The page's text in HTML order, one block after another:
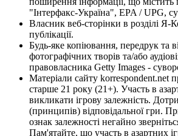
"Інтерфакс-Україна", EPA / UPG,
Власник веб-сторінки в розділі Я-
публікації.
Будь-яке копіювання, передрук та
фотографічних творів та/або
правовласника Getty Images -
Матеріали сайту korrespondent.net
старше 21 року (21+). Участь в
викликати ігрову залежність.
(принципів) відповідальної гри.
ознак залежності негайно
Пам'ятайте, що участь в азартних